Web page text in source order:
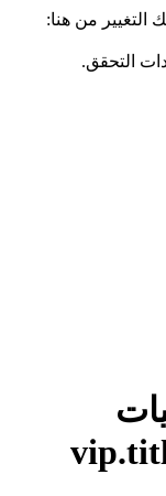
التغيير من هنا:
التحقق.